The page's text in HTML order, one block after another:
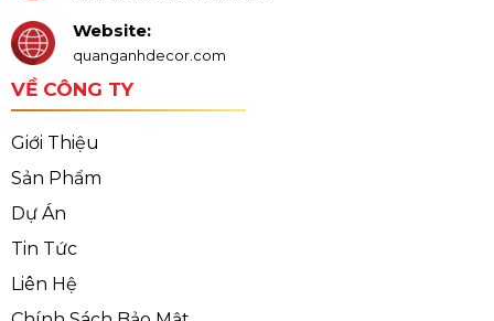
Website:
quanganhdecor.com
VỀ CÔNG TY
Giới Thiệu
Sản Phẩm
Dự Án
Tin Tức
Liên Hệ